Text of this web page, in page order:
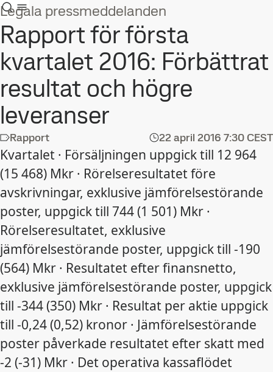
Legala pressmeddelanden
Rapport för första
kvartalet 2016: Förbättrat
resultat och högre
leveranser
Rapport 22 april 2016 7:30 CEST
Kvartalet · Försäljningen uppgick till 12 964
(15 468) Mkr · Rörelseresultatet före
avskrivningar, exklusive jämförelsestörande
poster, uppgick till 744 (1 501) Mkr ·
Rörelseresultatet, exklusive
jämförelsestörande poster, uppgick till -190
(564) Mkr · Resultatet efter finansnetto,
exklusive jämförelsestörande poster, uppgick
till -344 (350) Mkr · Resultat per aktie uppgick
till -0,24 (0,52) kronor · Jämförelsestörande
poster påverkade resultatet efter skatt med
-2 (-31) Mkr · Det operativa kassaflödet